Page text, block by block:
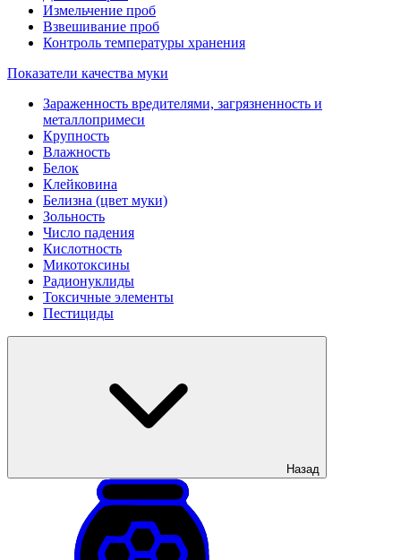
Измельчение проб
Взвешивание проб
Контроль температуры хранения
Показатели качества муки
Зараженность вредителями, загрязненность и
металлопримеси
Крупность
Влажность
Белок
Клейковина
Белизна (цвет муки)
Зольность
Число падения
Кислотность
Микотоксины
Радионуклиды
Токсичные элементы
Пестициды
Назад